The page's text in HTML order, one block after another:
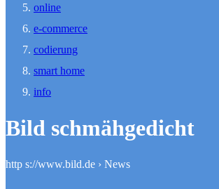
online
e-commerce
codierung
smart home
info
Bild schmähgedicht
http s://www.bild.de › News